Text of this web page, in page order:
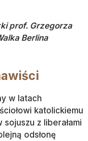
prof. Grzegorza
Berlina
w latach
katolickiemu
z liberałami
odsłonę